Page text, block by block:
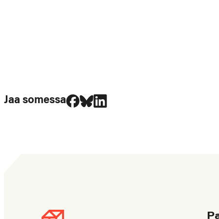
Jaa somessa
Jaa Facebookissa
Jaa Blueskyssa
Jaa LinkedIn:ssä